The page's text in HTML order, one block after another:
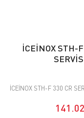
İCEİNOX STH-
İCEİNOX STH-F 330 CR